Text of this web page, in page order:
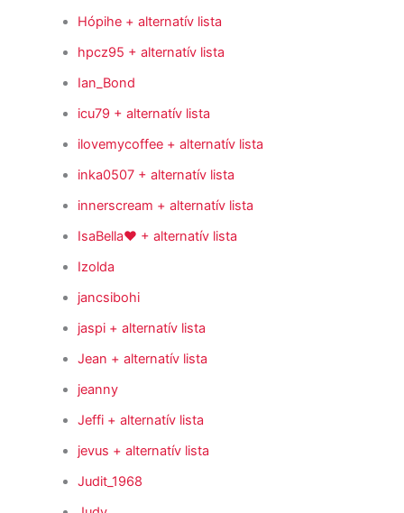
Hópihe + alternatív lista
hpcz95 + alternatív lista
Ian_Bond
icu79 + alternatív lista
ilovemycoffee + alternatív lista
inka0507 + alternatív lista
innerscream + alternatív lista
IsaBella♥ + alternatív lista
Izolda
jancsibohi
jaspi + alternatív lista
Jean + alternatív lista
jeanny
Jeffi + alternatív lista
jevus + alternatív lista
Judit_1968